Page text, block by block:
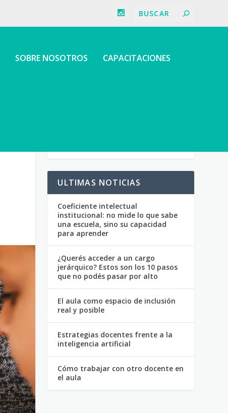
SOBRE NOSOTROS CAPACITACIONES
ULTIMAS NOTICIAS
Coeficiente intelectual
institucional: no mide lo que sabe
una escuela, sino su capacidad
para aprender
¿Querés acceder a un cargo
jerárquico? Estos son los 10 pasos
que no podés pasar por alto
El aula como espacio de inclusión
real y posible
Estrategias docentes frente a la
inteligencia artificial
Cómo trabajar con otro docente en
el aula